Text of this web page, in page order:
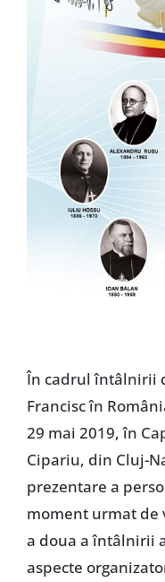
În cadrul întâlnirii
Francisc în
29 mai 2019, în
Cipariu, din Cluj-
prezentare a
moment urmat de
a doua a întâlnirii
aspecte